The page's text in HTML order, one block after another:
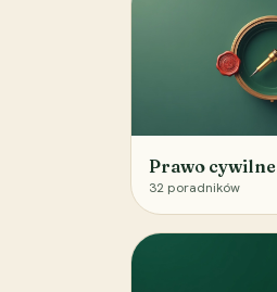
Prawo cywilne
32 poradników